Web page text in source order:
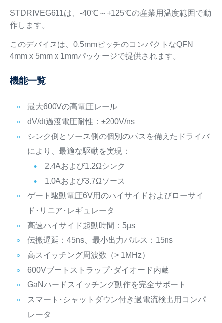
STDRIVEG611は、-40℃～+125℃の産業用温度範囲で動
作します。
このデバイスは、0.5mmピッチのコンパクトなQFN
4mm x 5mm x 1mmパッケージで提供されます。
機能一覧
最大600Vの高電圧レール
dV/dt過渡電圧耐性：±200V/ns
シンク側とソース側の個別のパスを備えたドライバ
により、最適な駆動を実現：
2.4Aおよび1.2Ωシンク
1.0Aおよび3.7Ωソース
ゲート駆動電圧6V用のハイサイドおよびローサイ
ド･リニア･レギュレータ
高速ハイサイド起動時間：5µs
伝搬遅延：45ns、最小出力パルス：15ns
高スイッチング周波数（> 1MHz）
600Vブートストラップ･ダイオード内蔵
GaNハードスイッチング動作を完全サポート
スマート･シャットダウン付き過電流検出用コンパ
レータ